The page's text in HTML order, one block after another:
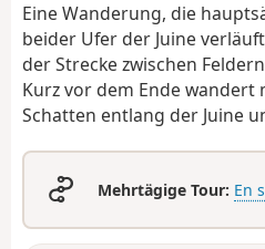
Eine Wanderung, die
beider Ufer der Juine
der Strecke zwischen
Kurz vor dem Ende wandert
Schatten entlang der Juine
Mehrtägige Tour: En